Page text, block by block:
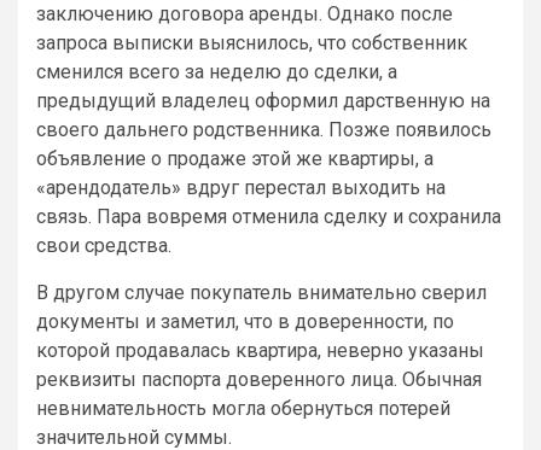
заключению договора аренды. Однако после
запроса выписки выяснилось, что собственник
сменился всего за неделю до сделки, а
предыдущий владелец оформил дарственную на
своего дальнего родственника. Позже появилось
объявление о продаже этой же квартиры, а
«арендодатель» вдруг перестал выходить на
связь. Пара вовремя отменила сделку и сохранила
свои средства.
В другом случае покупатель внимательно сверил
документы и заметил, что в доверенности, по
которой продавалась квартира, неверно указаны
реквизиты паспорта доверенного лица. Обычная
невнимательность могла обернуться потерей
значительной суммы.